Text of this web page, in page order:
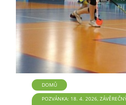
DOMŮ
POZVÁNKA: 18. 4. 2026,